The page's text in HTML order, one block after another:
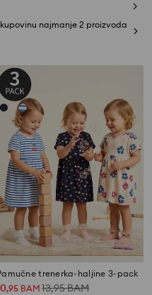
najmanje 2 proizvoda
trenerka-haljine 3-pack
,95 BAM 13,95BAM